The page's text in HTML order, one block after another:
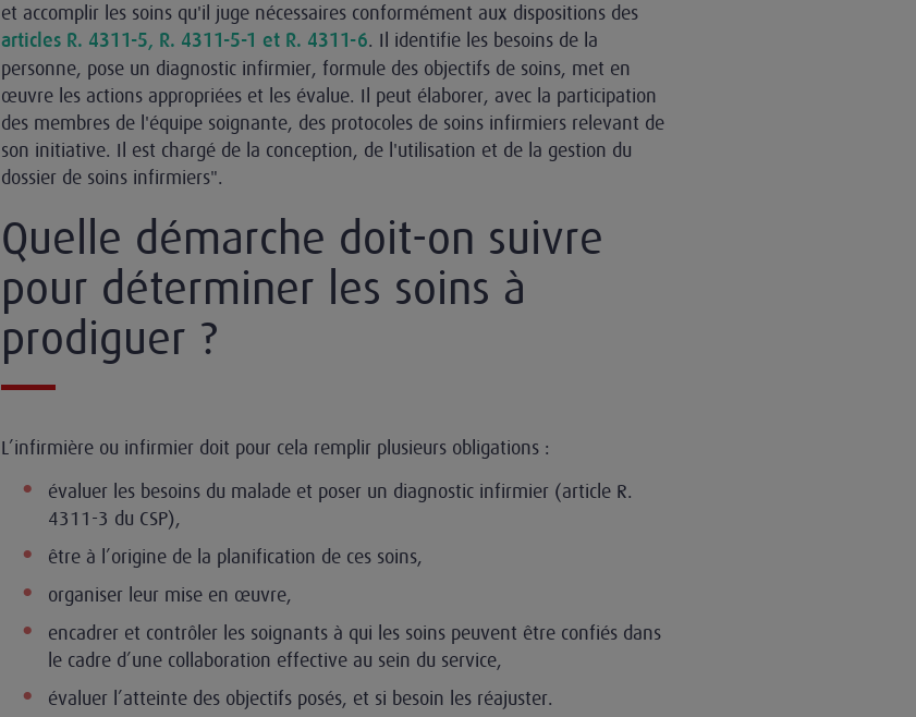
et accomplir les soins qu'il juge nécessaires conformément aux dispositions des
articles R. 4311-5, R. 4311-5-1 et R. 4311-6. Il identifie les besoins de la
personne, pose un diagnostic infirmier, formule des objectifs de soins, met en
œuvre les actions appropriées et les évalue. Il peut élaborer, avec la participation
des membres de l'équipe soignante, des protocoles de soins infirmiers relevant de
son initiative. Il est chargé de la conception, de l'utilisation et de la gestion du
dossier de soins infirmiers".
Quelle démarche doit-on suivre
pour déterminer les soins à
prodiguer ?
L’infirmière ou infirmier doit pour cela remplir plusieurs obligations :
évaluer les besoins du malade et poser un diagnostic infirmier (article R.
4311-3 du CSP),
être à l’origine de la planification de ces soins,
organiser leur mise en œuvre,
encadrer et contrôler les soignants à qui les soins peuvent être confiés dans
le cadre d’une collaboration effective au sein du service,
évaluer l’atteinte des objectifs posés, et si besoin les réajuster.